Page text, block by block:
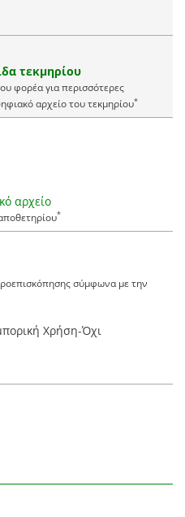
τεκμηρίου
φορέα για περισσότερες
αρχείο του τεκμηρίου*
αρχείο
*
σύμφωνα με την
Χρήση-Όχι